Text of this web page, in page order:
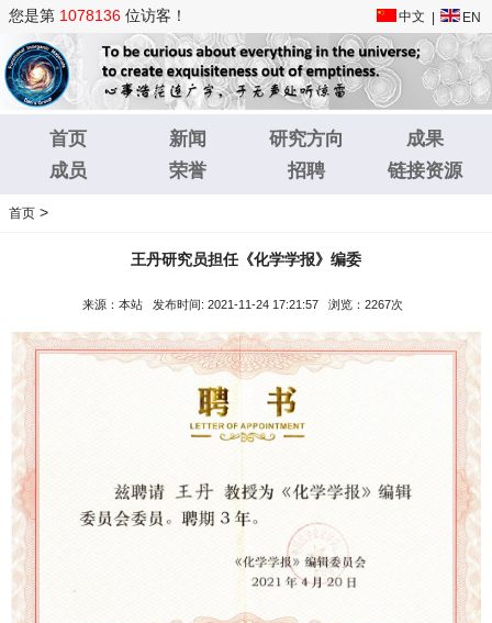
您是第 1078136 位访客！ 中文 EN
首页 新闻 研究方向
成果
成员
荣誉 招聘 链接资源
首页 >
王丹研究员担任《化学学报》编委
来源：本站 发布时间: 2021-11-24 17:21:57 浏览：2267次